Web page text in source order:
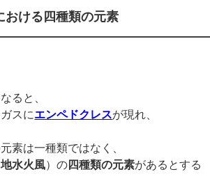
おける四種類の元素
ると、
スにエンペドクレスが現れ、
素は一種類ではなく、
地水火風）の四種類の元素があるとする